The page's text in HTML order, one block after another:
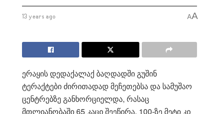
13 years ago AA
ერაყის დედაქალაქ ბაღდადში გუშინ
ტერაქტები ძირითადად მეჩეთებსა და სამუშაო
ცენტრებზე განხორციელდა, რასაც
მთლიანობაში 65 კაცი შეეწირა, 100-ზე მეტი კი